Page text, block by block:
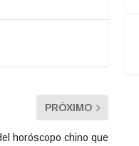
PRÓXIMO
horóscopo chino que